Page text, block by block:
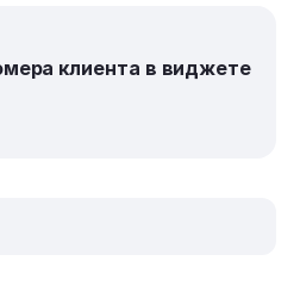
клиента в виджете